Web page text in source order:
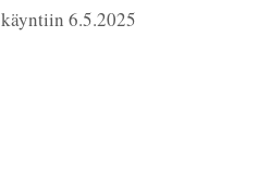
6.5.2025